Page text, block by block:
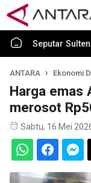
Seputar
ANTARA Ekonomi
Harga emas
merosot
Sabtu, 16 Mei